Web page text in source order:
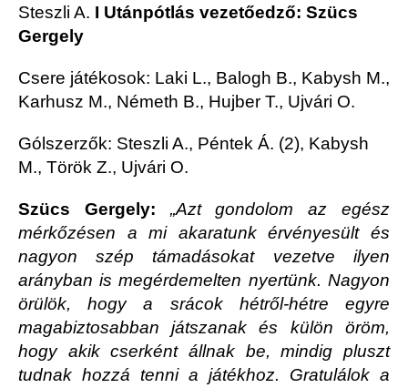
Steszli A. I Utánpótlás vezetőedző: Szücs
Gergely
Csere játékosok: Laki L., Balogh B., Kabysh M.,
Karhusz M., Németh B., Hujber T., Ujvári O.
Gólszerzők: Steszli A., Péntek Á. (2), Kabysh
M., Török Z., Ujvári O.
Szücs Gergely: „Azt gondolom az egész
mérkőzésen a mi akaratunk érvényesült és
nagyon szép támadásokat vezetve ilyen
arányban is megérdemelten nyertünk. Nagyon
örülök, hogy a srácok hétről-hétre egyre
magabiztosabban játszanak és külön öröm,
hogy akik cserként állnak be, mindig pluszt
tudnak hozzá tenni a játékhoz. Gratulálok a